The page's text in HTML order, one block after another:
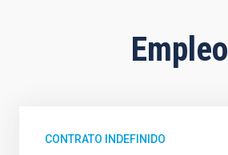
Empleo
CONTRATO INDEFINIDO